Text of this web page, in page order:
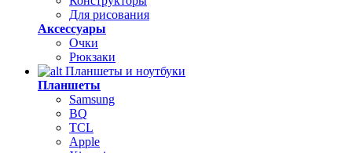
Для рисования
Аксессуары
Очки
Рюкзаки
Планшеты и ноутбуки
Планшеты
Samsung
BQ
TCL
Apple